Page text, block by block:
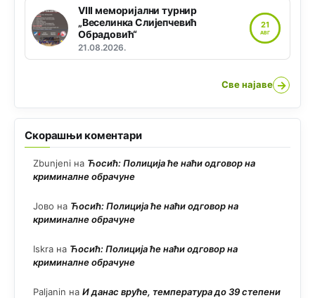
VIII меморијални турнир
„Веселинка Слијепчевић
Обрадовић“
21.08.2026.
21
АВГ
Све најаве →
Скорашњи коментари
Zbunjeni на Ћосић: Полиција ће наћи одговор на
криминалне обрачуне
Јово на Ћосић: Полиција ће наћи одговор на
криминалне обрачуне
Iskra на Ћосић: Полиција ће наћи одговор на
криминалне обрачуне
Paljanin на И данас вруће, температура до 39 степени